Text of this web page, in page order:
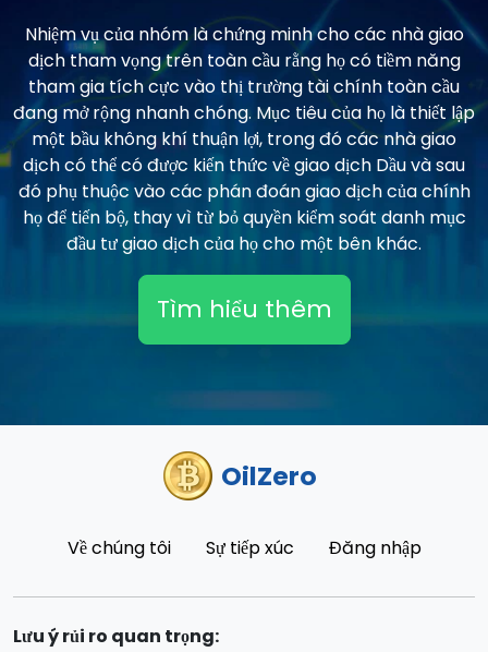
Nhiệm vụ của nhóm là chứng minh cho các nhà giao
dịch tham vọng trên toàn cầu rằng họ có tiềm năng
tham gia tích cực vào thị trường tài chính toàn cầu
đang mở rộng nhanh chóng. Mục tiêu của họ là thiết lập
một bầu không khí thuận lợi, trong đó các nhà giao
dịch có thể có được kiến thức về giao dịch Dầu và sau
đó phụ thuộc vào các phán đoán giao dịch của chính
họ để tiến bộ, thay vì từ bỏ quyền kiểm soát danh mục
đầu tư giao dịch của họ cho một bên khác.
Tìm hiểu thêm
OilZero
Về chúng tôi Sự tiếp xúc Đăng nhập
Lưu ý rủi ro quan trọng: